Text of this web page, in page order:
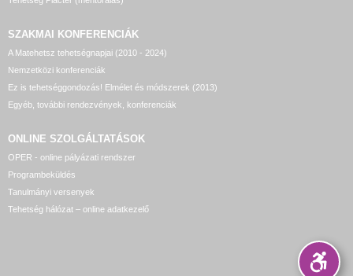
SZAKMAI KONFERENCIÁK
A Matehetsz tehetségnapjai (2010 - 2024)
Nemzetközi konferenciák
Ez is tehetséggondozás! Elmélet és módszerek (2013)
Egyéb, további rendezvények, konferenciák
ONLINE SZOLGÁLTATÁSOK
OPER - online pályázati rendszer
Programbeküldés
Tanulmányi versenyek
Tehetség hálózat – online adatkezelő